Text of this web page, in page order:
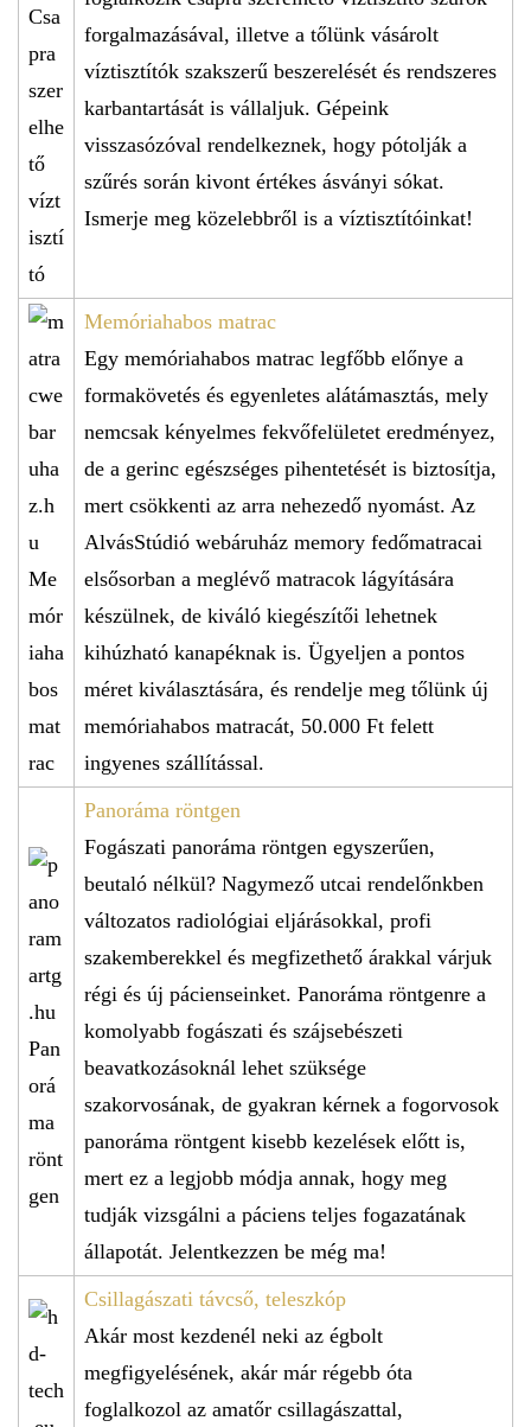
forgalmazásával, illetve a tőlünk vásárolt
víztisztítók szakszerű beszerelését és rendszeres
karbantartását is vállaljuk. Gépeink
visszasózóval rendelkeznek, hogy pótolják a
szűrés során kivont értékes ásványi sókat.
Ismerje meg közelebbről is a víztisztítóinkat!
Memóriahabos matrac
Egy memóriahabos matrac legfőbb előnye a
formakövetés és egyenletes alátámasztás, mely
nemcsak kényelmes fekvőfelületet eredményez,
de a gerinc egészséges pihentetését is biztosítja,
mert csökkenti az arra nehezedő nyomást. Az
AlvásStúdió webáruház memory fedőmatracai
elsősorban a meglévő matracok lágyítására
készülnek, de kiváló kiegészítői lehetnek
kihúzható kanapéknak is. Ügyeljen a pontos
méret kiválasztására, és rendelje meg tőlünk új
memóriahabos matracát, 50.000 Ft felett
ingyenes szállítással.
Panoráma röntgen
Fogászati panoráma röntgen egyszerűen,
beutaló nélkül? Nagymező utcai rendelőnkben
változatos radiológiai eljárásokkal, profi
szakemberekkel és megfizethető árakkal várjuk
régi és új pácienseinket. Panoráma röntgenre a
komolyabb fogászati és szájsebészeti
beavatkozásoknál lehet szüksége
szakorvosának, de gyakran kérnek a fogorvosok
panoráma röntgent kisebb kezelések előtt is,
mert ez a legjobb módja annak, hogy meg
tudják vizsgálni a páciens teljes fogazatának
állapotát. Jelentkezzen be még ma!
Csillagászati távcső, teleszkóp
Akár most kezdenél neki az égbolt
megfigyelésének, akár már régebb óta
foglalkozol az amatőr csillagászattal,